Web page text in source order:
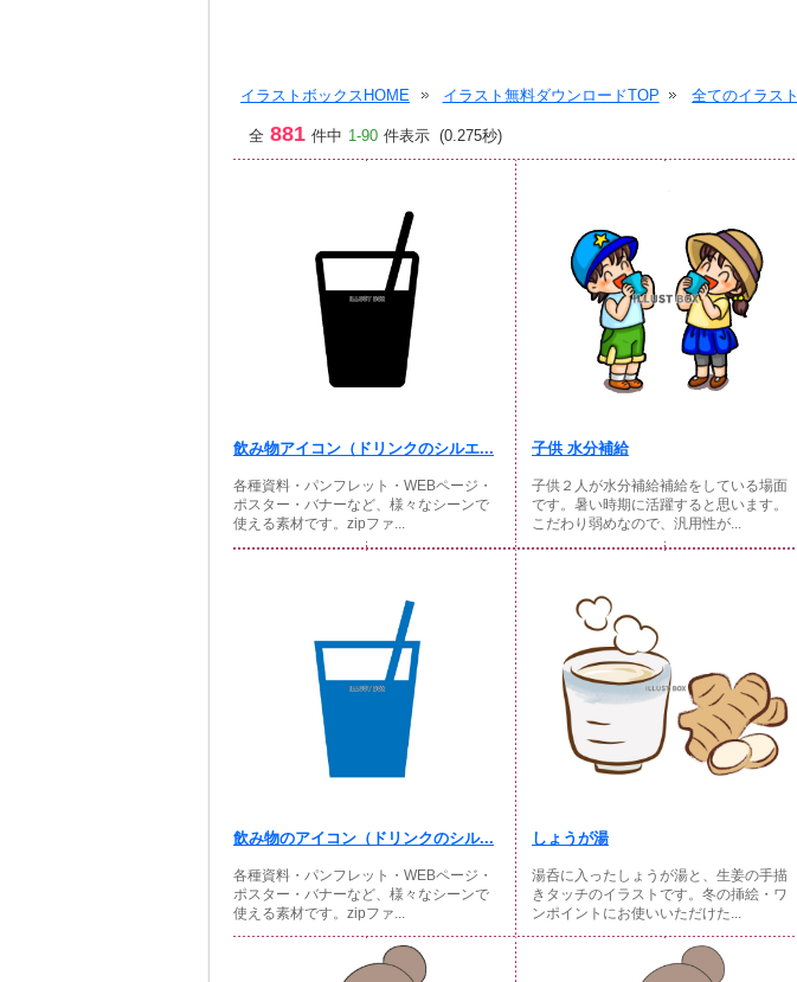
イラストボックスHOME イラスト無料ダウンロードTOP 全てのイラスト
全 881 件中 1-90 件表示 (0.275秒)
飲み物アイコン（ドリンクのシルエ...
各種資料・パンフレット・WEBページ・
ポスター・バナーなど、様々なシーンで
使える素材です。zipファ...
子供 水分補給
子供２人が水分補給補給をしている場面
です。暑い時期に活躍すると思います。
こだわり弱めなので、汎用性が...
飲み物のアイコン（ドリンクのシル...
各種資料・パンフレット・WEBページ・
ポスター・バナーなど、様々なシーンで
使える素材です。zipファ...
しょうが湯
湯呑に入ったしょうが湯と、生姜の手描
きタッチのイラストです。冬の挿絵・ワ
ンポイントにお使いいただけた...